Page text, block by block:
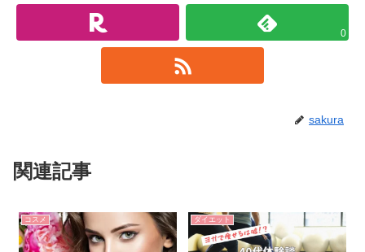
0
sakura
関連記事
コスメ ダイエット